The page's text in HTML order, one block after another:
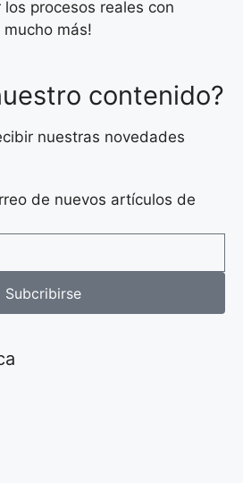
procesos reales con
mucho más!
contenido?
nuestras novedades
de nuevos artículos de
Subcribirse